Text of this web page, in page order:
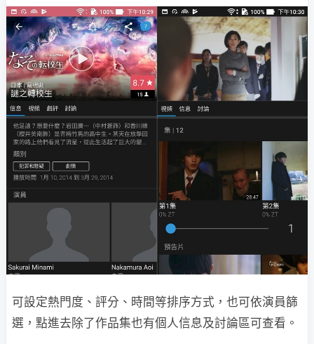
可設定熱門度、評分、時間等排序方式，也可依演員篩
選，點進去除了作品集也有個人信息及討論區可查看。